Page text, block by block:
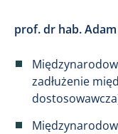
prof. dr hab.
zadłużenie